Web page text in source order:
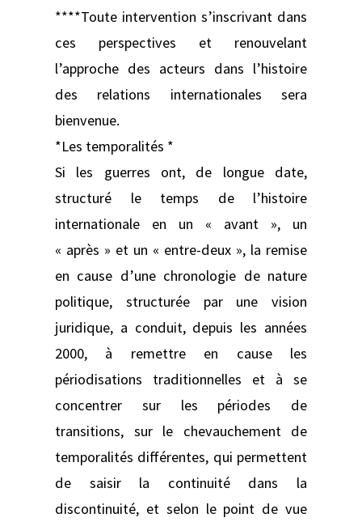
****Toute intervention s’inscrivant dans
ces perspectives et renouvelant
l’approche des acteurs dans l’histoire
des relations internationales sera
bienvenue.
*Les temporalités *
Si les guerres ont, de longue date,
structuré le temps de l’histoire
internationale en un « avant », un
« après » et un « entre-deux », la remise
en cause d’une chronologie de nature
politique, structurée par une vision
juridique, a conduit, depuis les années
2000, à remettre en cause les
périodisations traditionnelles et à se
concentrer sur les périodes de
transitions, sur le chevauchement de
temporalités différentes, qui permettent
de saisir la continuité dans la
discontinuité, et selon le point de vue